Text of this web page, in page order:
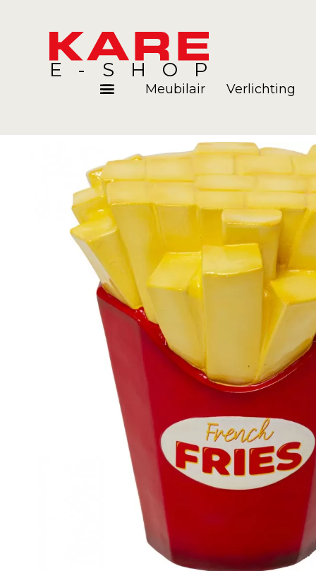
E-SHOP
Blog
Meubilair Verlichting